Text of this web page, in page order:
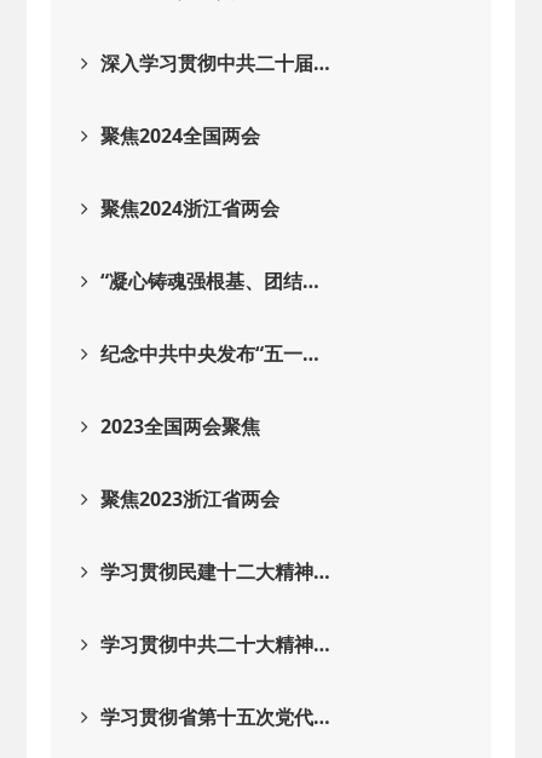
深入学习贯彻中共二十届…
聚焦2024全国两会
聚焦2024浙江省两会
“凝心铸魂强根基、团结…
纪念中共中央发布“五一…
2023全国两会聚焦
聚焦2023浙江省两会
学习贯彻民建十二大精神…
学习贯彻中共二十大精神…
学习贯彻省第十五次党代…